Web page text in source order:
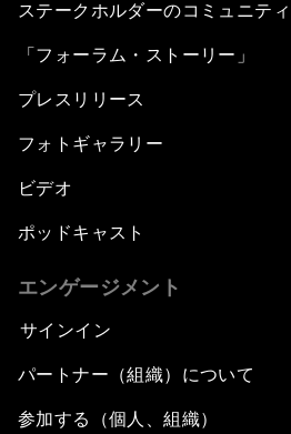
ステークホルダーのコミュニティ
「フォーラム・ストーリー」
プレスリリース
フォトギャラリー
ビデオ
ポッドキャスト
エンゲージメント
サインイン
パートナー（組織）について
参加する（個人、組織）